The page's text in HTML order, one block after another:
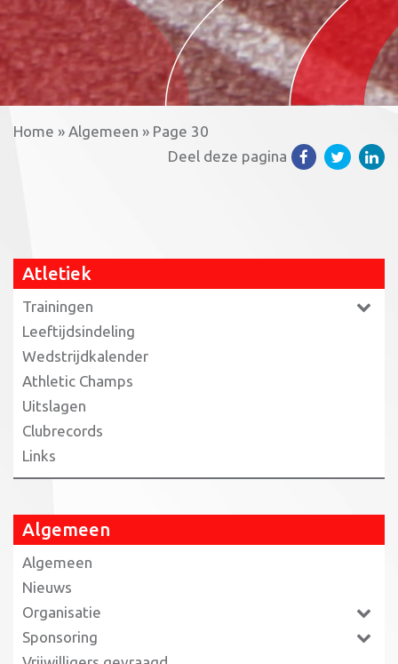
Home » Algemeen » Page 30
Deel deze pagina
Atletiek
Trainingen
Leeftijdsindeling
Wedstrijdkalender
Athletic Champs
Uitslagen
Clubrecords
Links
Algemeen
Algemeen
Nieuws
Organisatie
Sponsoring